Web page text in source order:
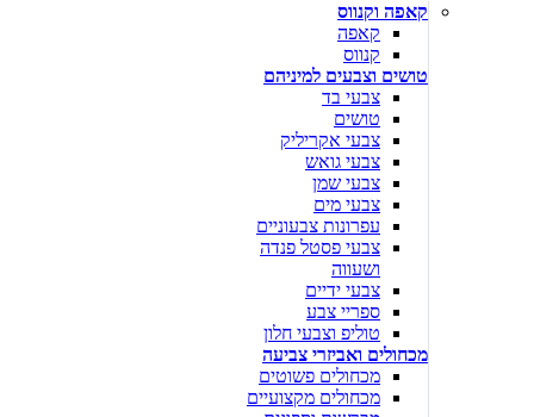
קאפה וקנווס
קאפה
קנווס
טושים וצבעים למיניהם
צבעי בד
טושים
צבעי אקריליק
צבעי גואש
צבעי שמן
צבעי מים
עפרונות צבעוניים
צבעי פסטל פנדה
ושעווה
צבעי ידיים
ספריי צבע
טוליפ וצבעי חלון
מכחולים ואביזרי צביעה
מכחולים פשוטים
מכחולים מקצועיים